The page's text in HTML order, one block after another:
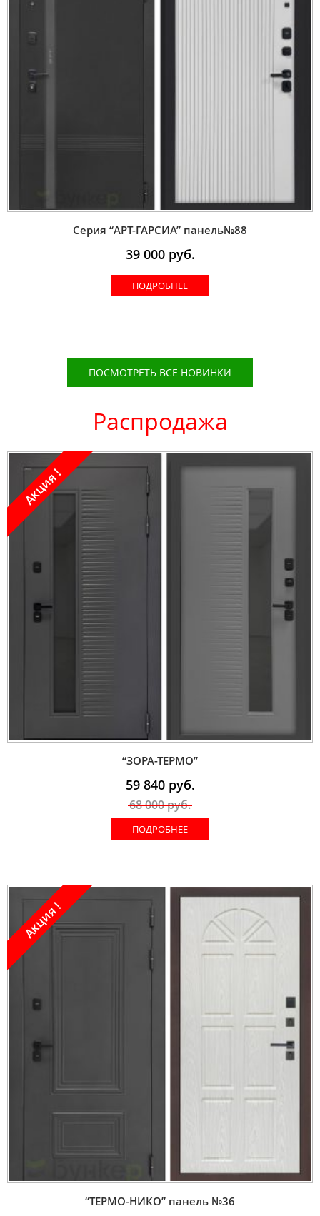
Серия “AРT-ГАРСИА” панель№88
39 000руб.
ПОДРОБНЕЕ
ПОСМОТРЕТЬ ВСЕ НОВИНКИ
Распродажа
Акция !
“ЗОРА-ТЕРМО”
59 840руб.
68 000руб.
ПОДРОБНЕЕ
Акция !
“ТЕРМО-НИКО” панель №36